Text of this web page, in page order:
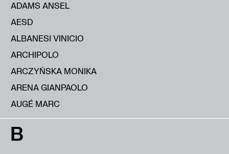
ADAMS ANSEL
AESD
ALBANESI VINICIO
ARCHIPOLO
ARCZYŃSKA MONIKA
ARENA GIANPAOLO
AUGÉ MARC
B